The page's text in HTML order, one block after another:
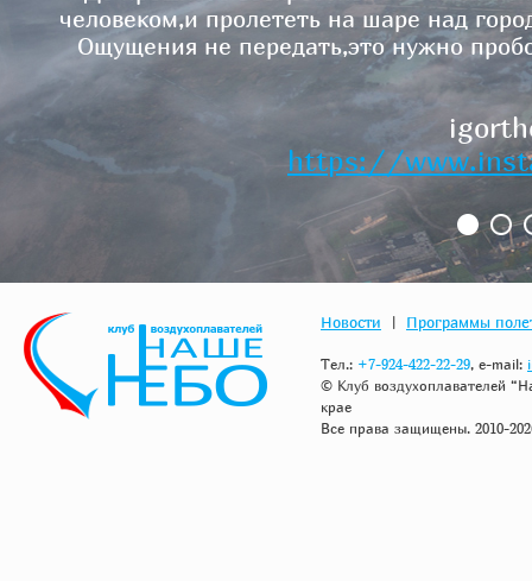
человеком,и пролететь на шаре над
Ощущения не передать,это нужно
А следующим
https://
1 2
Новости | Программы
Тел.: +7-924-422-22-29, e-mail:
© Клуб воздухоплавателей
крае
Все права защищены. 2010-